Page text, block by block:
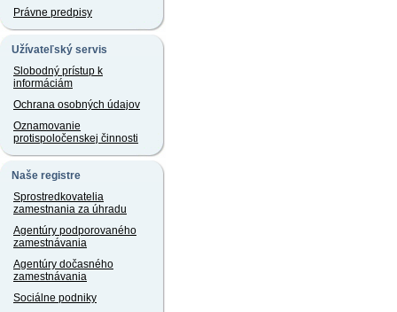
Právne predpisy
Užívateľský servis
Slobodný prístup k
informáciám
Ochrana osobných údajov
Oznamovanie
protispoločenskej činnosti
Naše registre
Sprostredkovatelia
zamestnania za úhradu
Agentúry podporovaného
zamestnávania
Agentúry dočasného
zamestnávania
Sociálne podniky